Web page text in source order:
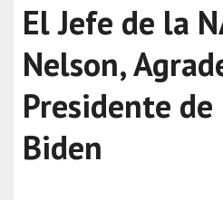
El Jefe de la
Nelson,
Presidente de
Biden